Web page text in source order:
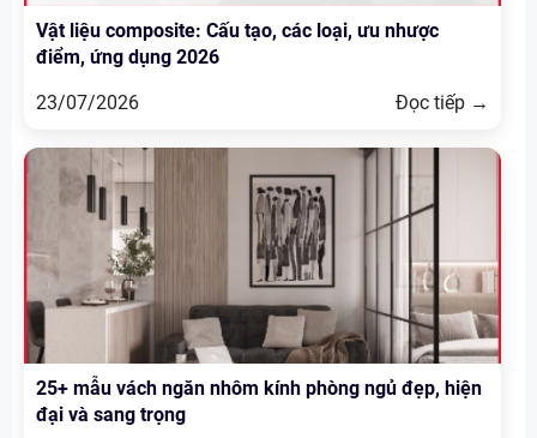
Vật liệu composite: Cấu tạo, các loại, ưu nhược
điểm, ứng dụng 2026
23/07/2026
Đọc tiếp →
25+ mẫu vách ngăn nhôm kính phòng ngủ đẹp, hiện
đại và sang trọng